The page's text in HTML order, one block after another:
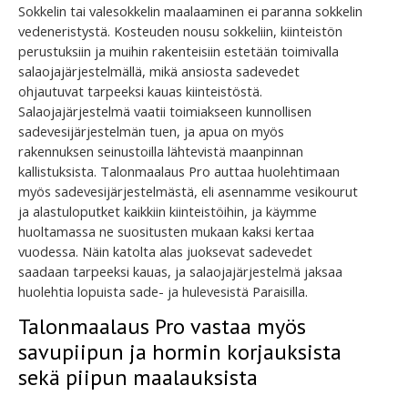
Sokkelin tai valesokkelin maalaaminen ei paranna sokkelin
vedeneristystä. Kosteuden nousu sokkeliin, kiinteistön
perustuksiin ja muihin rakenteisiin estetään toimivalla
salaojajärjestelmällä, mikä ansiosta sadevedet
ohjautuvat tarpeeksi kauas kiinteistöstä.
Salaojajärjestelmä vaatii toimiakseen kunnollisen
sadevesijärjestelmän tuen, ja apua on myös
rakennuksen seinustoilla lähtevistä maanpinnan
kallistuksista. Talonmaalaus Pro auttaa huolehtimaan
myös sadevesijärjestelmästä, eli asennamme vesikourut
ja alastuloputket kaikkiin kiinteistöihin, ja käymme
huoltamassa ne suositusten mukaan kaksi kertaa
vuodessa. Näin katolta alas juoksevat sadevedet
saadaan tarpeeksi kauas, ja salaojajärjestelmä jaksaa
huolehtia lopuista sade- ja hulevesistä Paraisilla.
Talonmaalaus Pro vastaa myös
savupiipun ja hormin korjauksista
sekä piipun maalauksista